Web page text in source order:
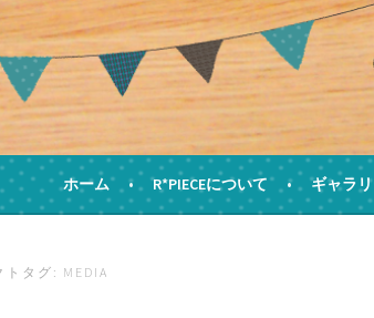
ドメイドカード
び出すカードとHAPPYをお届けします
ホーム R*PIECEについて ギャラ
トタグ: MEDIA